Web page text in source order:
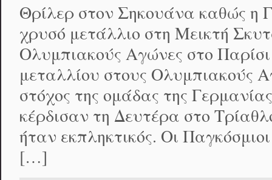
Θρίλερ στον Σηκουάνα καθώς η
χρυσό μετάλλιο στη Μεικτή
Ολυμπιακούς Αγώνες στο
μεταλλίου στους Ολυμπιακούς
στόχος της ομάδας της
κέρδισαν τη Δευτέρα στο
ήταν εκπληκτικός. Οι
[…]